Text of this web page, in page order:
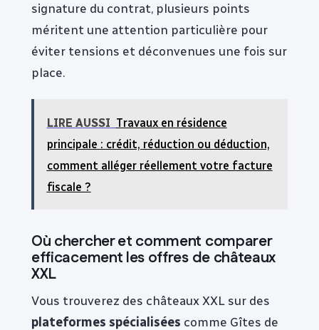
signature du contrat, plusieurs points
méritent une attention particulière pour
éviter tensions et déconvenues une fois sur
place.
LIRE AUSSI Travaux en résidence
principale : crédit, réduction ou déduction,
comment alléger réellement votre facture
fiscale ?
Où chercher et comment comparer
efficacement les offres de châteaux
XXL
Vous trouverez des châteaux XXL sur des
plateformes spécialisées comme Gîtes de